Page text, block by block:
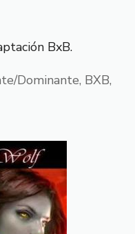
BxB.
Dominante, BXB,